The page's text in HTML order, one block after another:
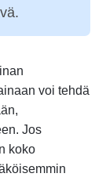
voi tehdä
Jos
koko